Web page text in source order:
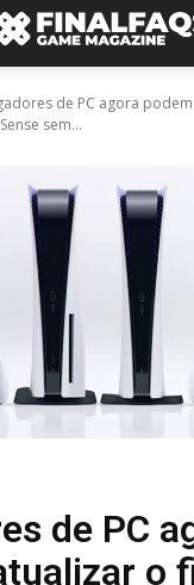
de PC agora
sem...
de PC
o